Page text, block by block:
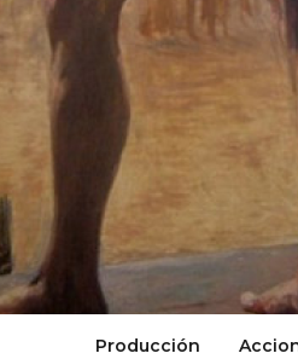
Producción